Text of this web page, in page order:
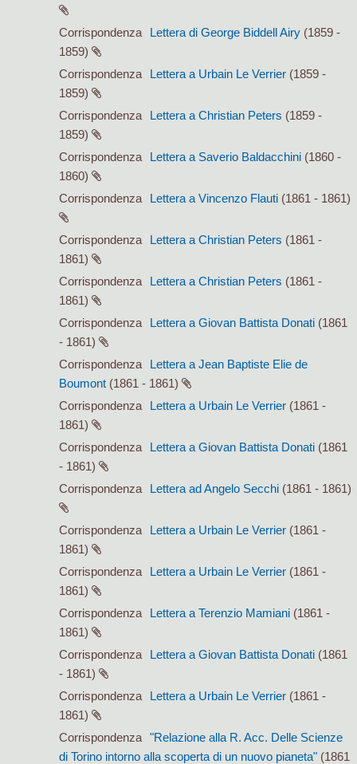
Corrispondenza Lettera di George Biddell Airy (1859 -
1859)
Corrispondenza
Lettera a Urbain Le Verrier (1859 -
1859)
Corrispondenza
Lettera a Christian Peters (1859 -
1859)
Corrispondenza
Lettera a Saverio Baldacchini (1860 -
1860)
Corrispondenza
Lettera a Vincenzo Flauti (1861 - 1861)
Corrispondenza Lettera a Christian Peters (1861 -
1861)
Corrispondenza
Lettera a Christian Peters (1861 -
1861)
Corrispondenza
Lettera a Giovan Battista Donati (1861
- 1861)
Corrispondenza
Lettera a Jean Baptiste Elie de
Boumont (1861 - 1861)
Corrispondenza
Lettera a Urbain Le Verrier (1861 -
1861)
Corrispondenza
Lettera a Giovan Battista Donati (1861
- 1861)
Corrispondenza
Lettera ad Angelo Secchi (1861 - 1861)
Corrispondenza Lettera a Urbain Le Verrier (1861 -
1861)
Corrispondenza
Lettera a Urbain Le Verrier (1861 -
1861)
Corrispondenza
Lettera a Terenzio Mamiani (1861 -
1861)
Corrispondenza
Lettera a Giovan Battista Donati (1861
- 1861)
Corrispondenza
Lettera a Urbain Le Verrier (1861 -
1861)
Corrispondenza
"Relazione alla R. Acc. Delle Scienze
di Torino intorno alla scoperta di un nuovo pianeta" (1861